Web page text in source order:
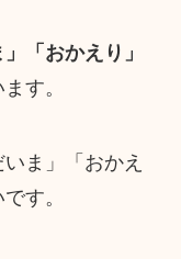
「おかえり」
す。
ま」「おかえ
す。